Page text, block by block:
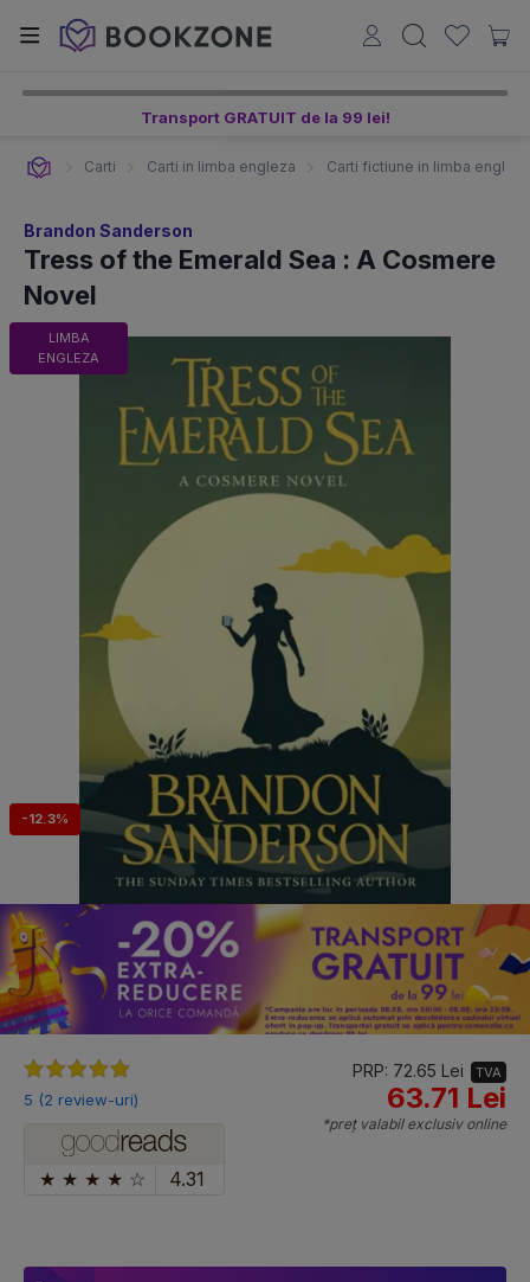
Transport GRATUIT de la 99 lei!
Carti Carti in limba engleza Carti fictiune in limba engleza
Brandon Sanderson
Tress of the Emerald Sea : A Cosmere
Novel
LIMBA
ENGLEZA
-12.3%
5 (2 review-uri)
★ ★ ★ ★ ☆ 4.31
PRP: 72.65 Lei TVA
63.71 Lei
*preț valabil exclusiv online